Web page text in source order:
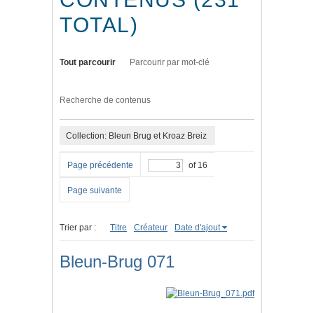
TOTAL)
Tout parcourir Parcourir par mot-clé
Recherche de contenus
Collection: Bleun Brug et Kroaz Breiz
Page précédente of 16
Page suivante
Trier par : Titre Créateur Date d'ajout
Bleun-Brug 071